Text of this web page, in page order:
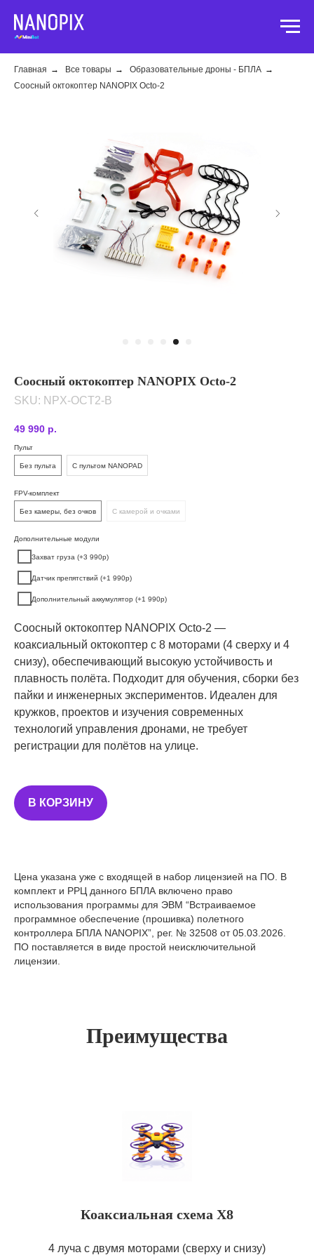
Главная → Все товары → Образовательные дроны - БПЛА →
Соосный октокоптер NANOPIX Octo-2
Соосный октокоптер NANOPIX Octo-2
SKU: NPX-OCT2-B
49 990 р.
Пульт
Без пульта C пультом NANOPAD
FPV-комплект
Без камеры, без очков С камерой и очками
Дополнительные модули
Захват груза (+3 990р)
Датчик препятствий (+1 990р)
Дополнительный аккумулятор (+1 990р)
Соосный октокоптер NANOPIX Octo-2 —
коаксиальный октокоптер с 8 моторами (4 сверху и 4
снизу), обеспечивающий высокую устойчивость и
плавность полёта. Подходит для обучения, сборки без
пайки и инженерных экспериментов. Идеален для
кружков, проектов и изучения современных
технологий управления дронами, не требует
регистрации для полётов на улице.
В КОРЗИНУ
Цена указана уже с входящей в набор лицензией на ПО. В
комплект и РРЦ данного БПЛА включено право
использования программы для ЭВМ “Встраиваемое
программное обеспечение (прошивка) полетного
контроллера БПЛА NANOPIX”, рег. № 32508 от 05.03.2026.
ПО поставляется в виде простой неисключительной
лицензии.
Преимущества
Коаксиальная схема X8
4 луча с двумя моторами (сверху и снизу)